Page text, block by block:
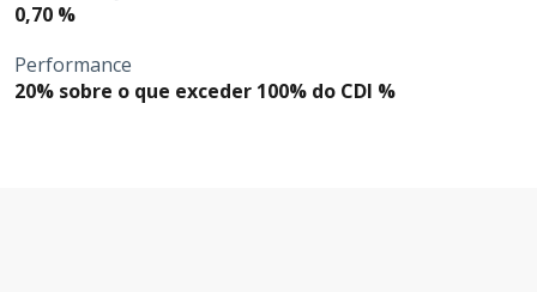
0,70 %
Performance
20% sobre o que exceder 100% do CDI %